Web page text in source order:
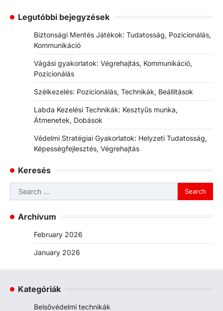
Legutóbbi bejegyzések
Biztonsági Mentés Játékok: Tudatosság, Pozicionálás,
Kommunikáció
Vágási gyakorlatok: Végrehajtás, Kommunikáció,
Pozicionálás
Szélkezelés: Pozicionálás, Technikák, Beállítások
Labda Kezelési Technikák: Kesztyűs munka,
Átmenetek, Dobások
Védelmi Stratégiai Gyakorlatok: Helyzeti Tudatosság,
Képességfejlesztés, Végrehajtás
Keresés
Search
for:
Archívum
February 2026
January 2026
Kategóriák
Belsővédelmi technikák